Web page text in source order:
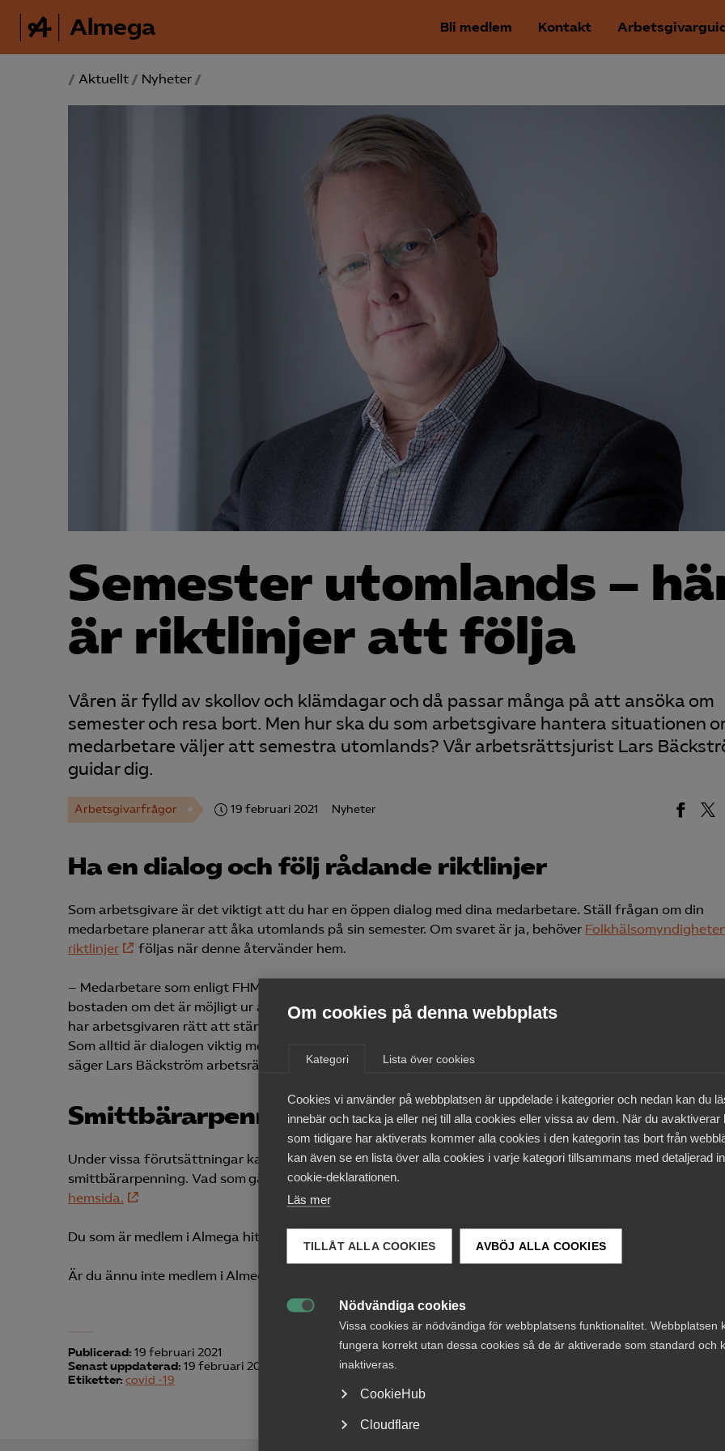
Om cookies på denna webbplats
Kategori Lista över cookies
Cookies vi använder på webbplatsen är uppdelade i kategorier och nedan kan du
innebär och tacka ja eller nej till alla cookies eller vissa av dem. När du avaktiverar
som tidigare har aktiverats kommer alla cookies i den kategorin tas bort från
kan även se en lista över alla cookies i varje kategori tillsammans med detaljerad
cookie-deklarationen.
Läs mer
TILLÅT ALLA COOKIES AVBÖJ ALLA COOKIES
Nödvändiga cookies
Vissa cookies är nödvändiga för webbplatsens funktionalitet. Webbplatsen
fungera korrekt utan dessa cookies så de är aktiverade som standard och
inaktiveras.
CookieHub
Cloudflare
Almega Bli medlem Kontakt
/ Aktuellt / Nyheter /
Semester utomlands –
är riktlinjer att följa
Våren är fylld av skollov och klämdagar och då passar många på att ansöka om
semester och resa bort. Men hur ska du som arbetsgivare hantera situationen
medarbetare väljer att semestra utomlands? Vår arbetsrättsjurist Lars
guidar dig.
Arbetsgivarfrågor 19 februari 2021 Nyheter
Ha en dialog och följ rådande riktlinjer
Som arbetsgivare är det viktigt att du har en öppen dialog med dina medarbetare. Ställ frågan om din
medarbetare planerar att åka utomlands på sin semester. Om svaret är ja, behöver
riktlinjer
följas när denne återvänder hem.
– Medarbetare som enligt FHM:s rekommendation ska vara i karantän efter hemkomst till Sverige ska
bostaden om det är möjligt ur arbetssynpunkt. Kan medarbetaren inte arbeta hemifrån under
har arbetsgivaren rätt att stänga av medarbetaren från arbete och göra löneavdrag motsvarande den
Som alltid är dialogen viktig mellan chef och medarbetare och kanske särskilt innan en eventuell
säger Lars Bäckström arbetsrättsjurist hos Almega.
Smittbärarpenning
Under vissa förutsättningar kan en medarbetare vid avstängning från arbetet på grund av smitta
smittbärarpenning. Vad som gäller för smittbärarpenning hittar du information om på
hemsida.
Du som är medlem i Almega hittar mer information i Arbetsgivarguiden
Är du ännu inte medlem i Almega och nyfiken på oss – då kan du
Publicerad: 19 februari 2021
Senast uppdaterad: 19 februari 2021
Etiketter: covid -19